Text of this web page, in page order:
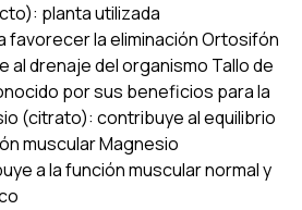
planta utilizada
favorecer la eliminación Ortosifón
drenaje del organismo Tallo de
por sus beneficios para la
(citrato): contribuye al equilibrio
muscular Magnesio
a la función muscular normal y